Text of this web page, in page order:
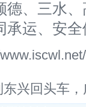
德、三水
承运、安
兴回头车，